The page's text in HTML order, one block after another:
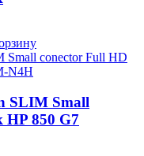
SLIM Small
HP 850 G7